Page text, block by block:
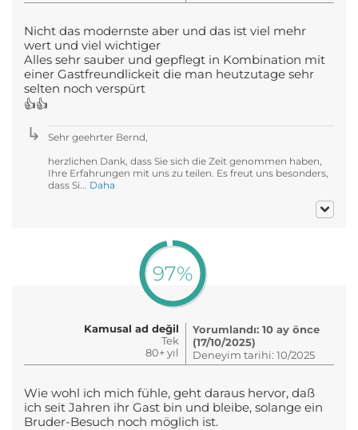
Nicht das modernste aber und das ist viel mehr
wert und viel wichtiger
Alles sehr sauber und gepflegt in Kombination mit
einer Gastfreundlickeit die man heutzutage sehr
selten noch verspürt
👍👍
Sehr geehrter Bernd,
herzlichen Dank, dass Sie sich die Zeit genommen haben,
Ihre Erfahrungen mit uns zu teilen. Es freut uns besonders,
dass Si... Daha
97%
Kamusal ad değil
Tek
80+ yıl
Yorumlandı: 10 ay önce
(17/10/2025)
Deneyim tarihi: 10/2025
Wie wohl ich mich fühle, geht daraus hervor, daß
ich seit Jahren ihr Gast bin und bleibe, solange ein
Bruder-Besuch noch möglich ist.